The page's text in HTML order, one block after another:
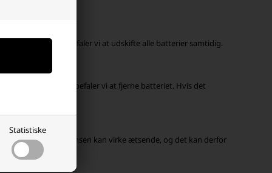
Statistiske
nye. Derfor anbefaler vi at udskifte alle batterier samtidig.
i vinterperioden, anbefaler vi at fjerne batteriet. Hvis det
korrekt.
det. Substansen kan virke ætsende, og det kan derfor